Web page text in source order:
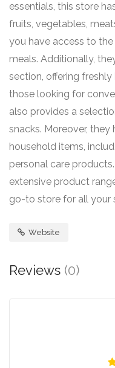
essentials, this store
fruits, vegetables,
you have access to
meals. Additionally,
section, offering
those looking for
also provides a
snacks. Moreover,
household items,
personal care
extensive product
go-to store for all your
Website
Reviews (0)